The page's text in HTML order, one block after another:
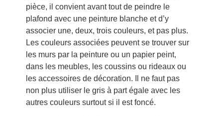
pièce, il convient avant tout de peindre le
plafond avec une peinture blanche et d’y
associer une, deux, trois couleurs, et pas plus.
Les couleurs associées peuvent se trouver sur
les murs par la peinture ou un papier peint,
dans les meubles, les coussins ou rideaux ou
les accessoires de décoration. Il ne faut pas
non plus utiliser le gris à part égale avec les
autres couleurs surtout si il est foncé.